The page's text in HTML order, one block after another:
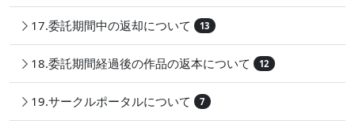
17.委託期間中の返却について 13
18.委託期間経過後の作品の返本について 12
19.サークルポータルについて 7